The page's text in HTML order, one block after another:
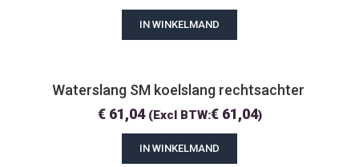
IN WINKELMAND
Waterslang SM koelslang rechtsachter
€61,04 (Excl BTW:€61,04)
IN WINKELMAND